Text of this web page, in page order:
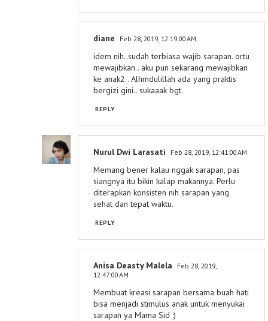
diane Feb 28, 2019, 12:19:00 AM
idem nih..sudah terbiasa wajib sarapan. ortu
mewajibkan.. aku pun sekarang mewajibkan
ke anak2.. Alhmdulillah ada yang praktis
bergizi gini.. sukaaak bgt.
REPLY
Nurul Dwi Larasati Feb 28, 2019, 12:41:00 AM
Memang bener kalau nggak sarapan, pas
siangnya itu bikin kalap makannya. Perlu
diterapkan konsisten nih sarapan yang
sehat dan tepat waktu.
REPLY
Anisa Deasty Malela
Feb 28, 2019,
12:47:00 AM
Membuat kreasi sarapan bersama buah hati
bisa menjadi stimulus anak untuk menyukai
sarapan ya Mama Sid :)